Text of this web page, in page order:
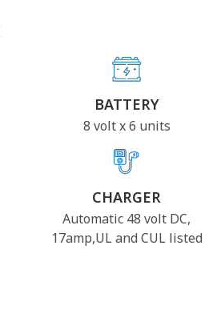
BATTERY
8 volt x 6 units
CHARGER
Automatic 48 volt DC,
17amp,UL and CUL listed